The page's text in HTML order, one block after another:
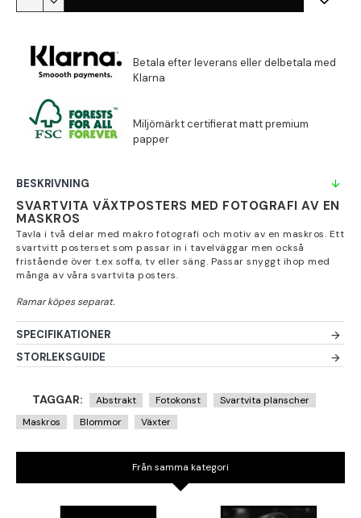
BESKRIVNING
SVARTVITA VÄXTPOSTERS MED FOTOGRAFI AV EN
MASKROS
Tavla i två delar med makro fotografi och motiv av en maskros. Ett
svartvitt posterset som passar in i tavelväggar men också
fristående över t.ex soffa, tv eller säng. Passar snyggt ihop med
många av våra svartvita posters.
SPECIFIKATIONER
STORLEKSGUIDE
TAGGAR: Abstrakt Fotokonst
Svartvita planscher
Maskros
Blommor Växter
Från samma kategori